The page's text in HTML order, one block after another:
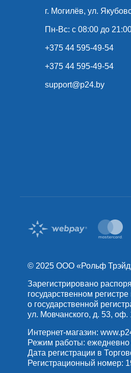
г. Могилёв, ул.
Пн-Вс: с 08:00 до
+375 44 595-49-54
+375 44 595-49-54
support@p24.by
© 2025 OOO «Рольф
Зарегистрировано
государственном
о государственной
ул. Мовчанского, д. 53, оф.
Интернет-магазин:
Режим работы: ежедневно
Дата регистрации в
Регистрационный номер: